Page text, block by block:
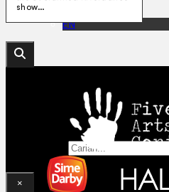
EN
Cari laman web
×
show…